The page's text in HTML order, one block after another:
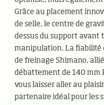
Grâce au placement
de selle, le centre de
dessus du support avant
manipulation. La fiabilité
de freinage Shimano,
débattement de 140 mm
vous laisser aller au
partenaire idéal pour les